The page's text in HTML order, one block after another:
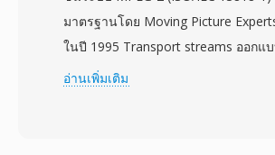
มาตรฐานโดย Moving Picture
ในปี 1995 Transport streams ออกแ
สภาพแวดล้อมการสื่อสารและจัดเก็บที่อ
อ่านเพิ่มเติม